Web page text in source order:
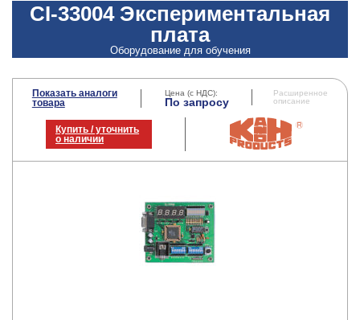
CI-33004 Экспериментальная
плата
Оборудование для обучения
Показать аналоги
товара
Цена (с НДС):
По запросу
Расширенное
описание
Купить / уточнить
о наличии